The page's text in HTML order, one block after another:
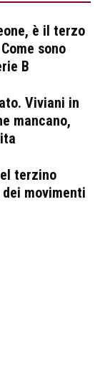
è il terzo
sono
B
Viviani in
mancano,
terzino
movimenti